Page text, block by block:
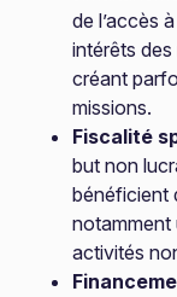
de l’accès
intérêts des
créant
missions.
Fiscalité
but non
bénéficient
notamment
activités